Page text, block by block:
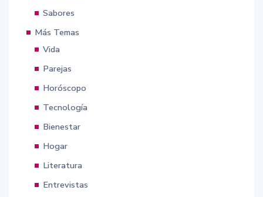
Sabores
Más Temas
Vida
Parejas
Horóscopo
Tecnología
Bienestar
Hogar
Literatura
Entrevistas